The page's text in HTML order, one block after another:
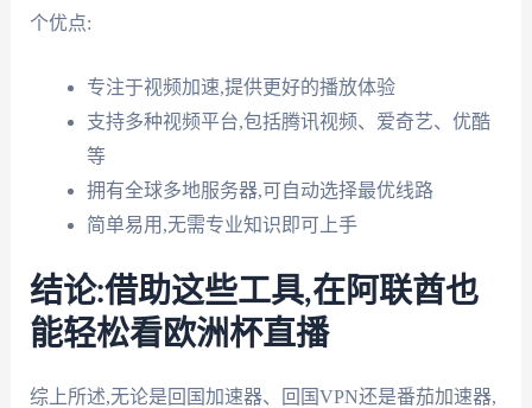
个优点:
专注于视频加速,提供更好的播放体验
支持多种视频平台,包括腾讯视频、爱奇艺、优酷
等
拥有全球多地服务器,可自动选择最优线路
简单易用,无需专业知识即可上手
结论:借助这些工具,在阿联酋也
能轻松看欧洲杯直播
综上所述,无论是回国加速器、回国VPN还是番茄加速器,